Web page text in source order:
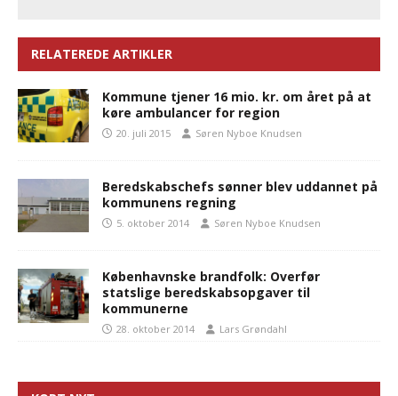
RELATEREDE ARTIKLER
Kommune tjener 16 mio. kr. om året på at
køre ambulancer for region
20. juli 2015 Søren Nyboe Knudsen
Beredskabschefs sønner blev uddannet på
kommunens regning
5. oktober 2014 Søren Nyboe Knudsen
Københavnske brandfolk: Overfør
statslige beredskabsopgaver til
kommunerne
28. oktober 2014 Lars Grøndahl